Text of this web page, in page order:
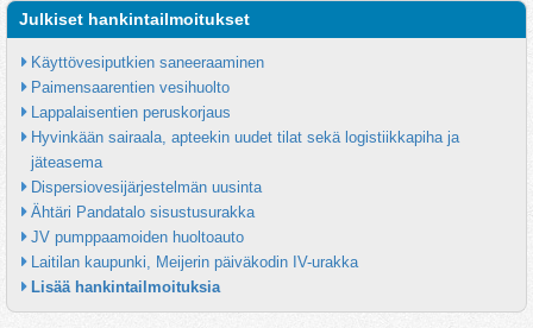
Julkiset hankintailmoitukset
Käyttövesiputkien saneeraaminen
Paimensaarentien vesihuolto
Lappalaisentien peruskorjaus
Hyvinkään sairaala, apteekin uudet tilat sekä logistiikkapiha ja
jäteasema
Dispersiovesijärjestelmän uusinta
Ähtäri Pandatalo sisustusurakka
JV pumppaamoiden huoltoauto
Laitilan kaupunki, Meijerin päiväkodin IV-urakka
Lisää hankintailmoituksia